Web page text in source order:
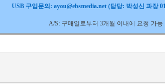
USB 구입문의: ayou@ebsmedia.net (담당: 박성신 과장
A/S: 구매일로부터 3개월 이내에 요청 가능